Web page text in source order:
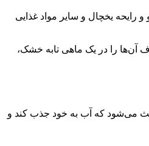
رایحه یخچال و سایر مواد غذایی
آن‌ها را در یک ماهی تابه خشک،
می‌شود که آب به خود جذب کند و